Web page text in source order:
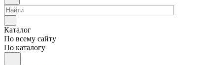
Каталог
По всему сайту
По каталогу